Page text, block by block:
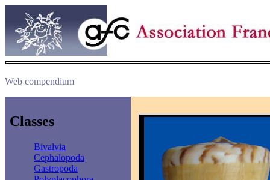
Web compendium
Classes
Bivalvia
Cephalopoda
Gastropoda